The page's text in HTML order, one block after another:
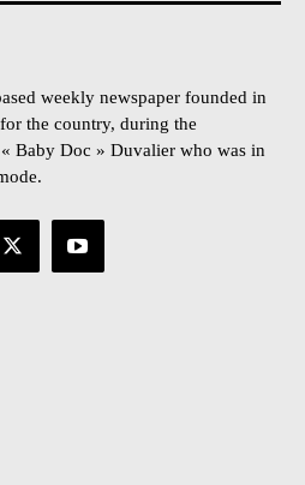
weekly newspaper founded in
the country, during the
Baby Doc » Duvalier who was in